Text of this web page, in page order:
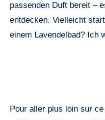
passenden Duft bereit –
entdecken. Vielleicht
einem Lavendelbad? Ich
Pour aller plus loin sur